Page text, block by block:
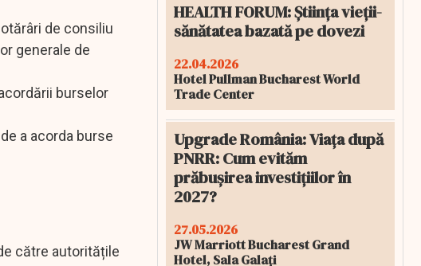
de consiliu
generale de
burselor
a acorda burse
către autoritățile
HEALTH FORUM: Știința vieții-
sănătatea bazată pe dovezi
22.04.2026
Hotel Pullman Bucharest World
Trade Center
Upgrade România: Viața după
PNRR: Cum evităm
prăbușirea investițiilor în
2027?
27.05.2026
JW Marriott Bucharest Grand
Hotel, Sala Galați